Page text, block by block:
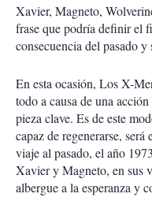
p
a
r
t
r
Xavier, Magneto,
frase que podría definir el
consecuencia del pasado
En esta ocasión, Los X-
todo a causa de una
pieza clave. Es de este
capaz de regenerarse,
viaje al pasado, el año
Xavier y Magneto, en sus
albergue a la esperanza y